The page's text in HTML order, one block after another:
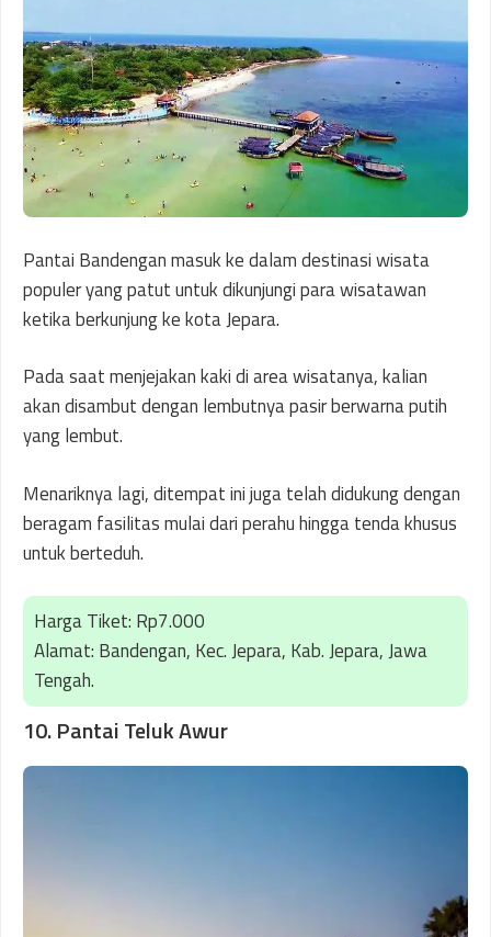
Pantai Bandengan masuk ke dalam destinasi wisata
populer yang patut untuk dikunjungi para wisatawan
ketika berkunjung ke kota Jepara.
Pada saat menjejakan kaki di area wisatanya, kalian
akan disambut dengan lembutnya pasir berwarna putih
yang lembut.
Menariknya lagi, ditempat ini juga telah didukung dengan
beragam fasilitas mulai dari perahu hingga tenda khusus
untuk berteduh.
Harga Tiket: Rp7.000
Alamat: Bandengan, Kec. Jepara, Kab. Jepara, Jawa
Tengah.
10. Pantai Teluk Awur